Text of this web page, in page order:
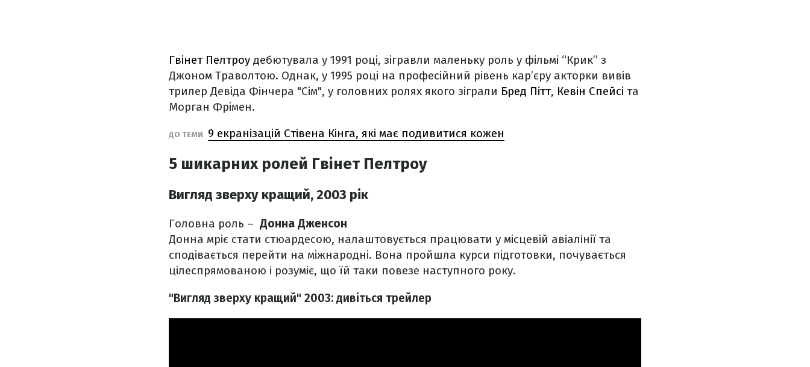
Гвінет Пелтроу дебютувала у 1991 році, зігравли маленьку роль у фільмі “Крик” з
Джоном Траволтою. Однак, у 1995 році на професійний рівень кар’єру акторки вивів
трилер Девіда Фінчера "Сім", у головних ролях якого зіграли Бред Пітт, Кевін Спейсі та
Морган Фрімен.
ДО ТЕМИ 9 екранізацій Стівена Кінга, які має подивитися кожен
5 шикарних ролей Гвінет Пелтроу
Вигляд зверху кращий, 2003 рік
Головна роль – Донна Дженсон
Донна мріє стати стюардесою, налаштовується працювати у місцевій авіалінії та
сподівається перейти на міжнародні. Вона пройшла курси підготовки, почувається
цілеспрямованою і розуміє, що їй таки повезе наступного року.
"Вигляд зверху кращий" 2003: дивіться трейлер